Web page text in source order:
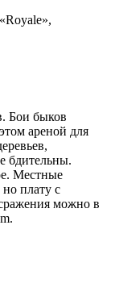
Бои быков
ареной для
бдительны.
Местные
плату с
можно в